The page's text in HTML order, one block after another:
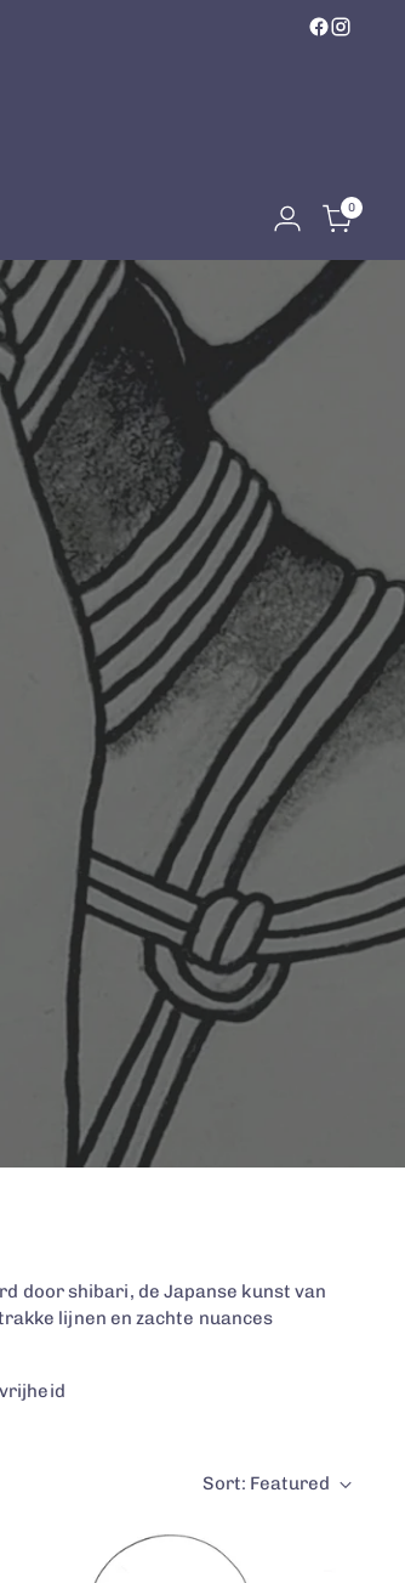
0
door shibari, de Japanse kunst van
lijnen en zachte nuances
Sort: Featured